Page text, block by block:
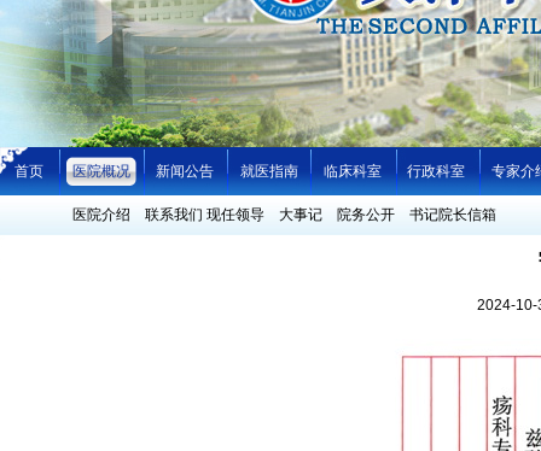
首页 医院概况 新闻公告 就医指南 临床科室 行政科室 专家介
医院介绍 联系我们 现任领导 大事记 院务公开 书记院长信箱
2024-10-